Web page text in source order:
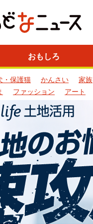
おもしろ
・保護猫 かんさい 家族
ファッション アート